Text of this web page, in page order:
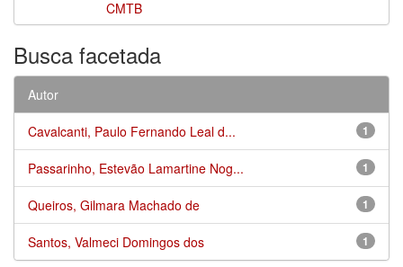
CMTB
Busca facetada
Autor
1
Cavalcanti, Paulo Fernando Leal d...
1
Passarinho, Estevão Lamartine Nog...
1
Queiros, Gilmara Machado de
1
Santos, Valmeci Domingos dos